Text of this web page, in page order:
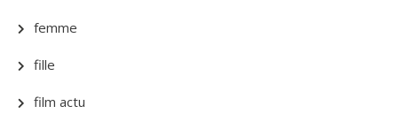
femme
fille
film actu